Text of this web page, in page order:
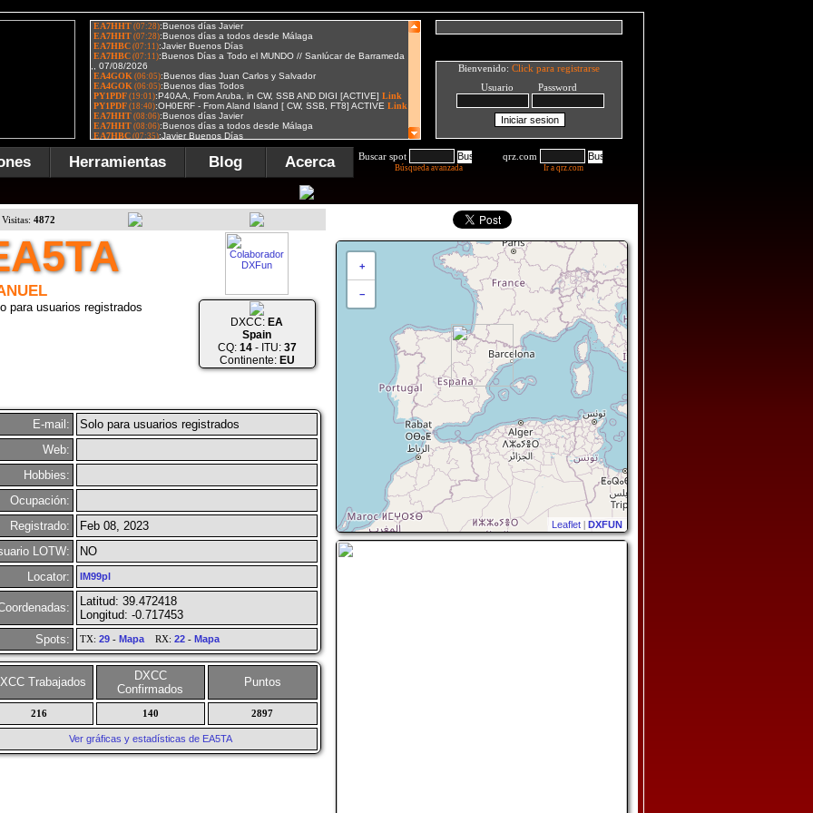
Bienvenido: Click para registrarse
Usuario Password
Herramientas Blog Acerca Buscar spot
Búsqueda avanzada
qrz.com
Ir a qrz.com
Visitas: 4872
+
−
Leaflet | DXFUN
para usuarios registrados
DXCC: EA
Spain
CQ: 14- ITU: 37
Continente: EU
E-mail:
Solo para usuarios registrados
Web:
Hobbies:
Ocupación:
Registrado:
Feb 08, 2023
LOTW:
NO
Locator:
IM99pl
Latitud: 39.472418
Longitud: -0.717453
Spots:
TX: 29- MapaRX: 22- Mapa
Trabajados
DXCC
Confirmados
Puntos
216 140 2897
Ver gráficas y estadísticas de EA5TA